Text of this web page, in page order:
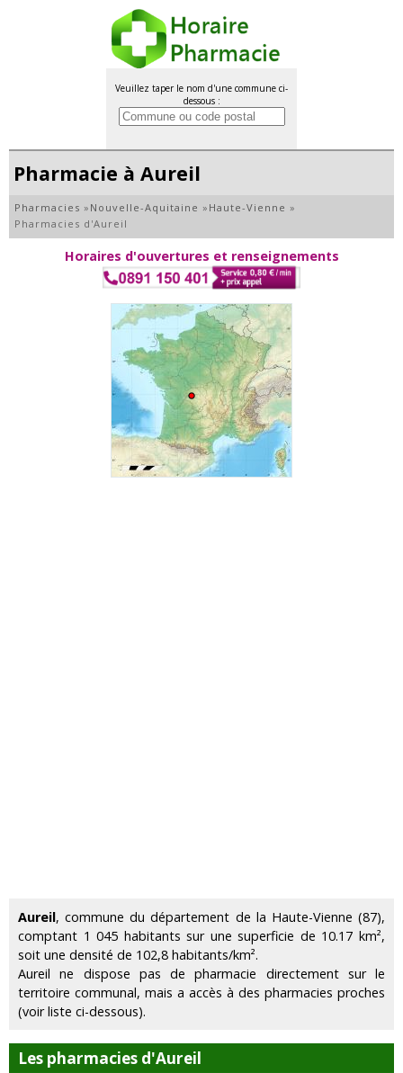
Veuillez taper le nom d'une commune ci-
dessous :
Pharmacie à Aureil
Pharmacies » Nouvelle-Aquitaine » Haute-Vienne »
Pharmacies d'Aureil
Horaires d'ouvertures et renseignements
Aureil, commune du département de la Haute-Vienne (87),
comptant 1 045 habitants sur une superficie de 10.17 km²,
soit une densité de 102,8 habitants/km².
Aureil ne dispose pas de pharmacie directement sur le
territoire communal, mais a accès à des pharmacies proches
(voir liste ci-dessous).
Les pharmacies d'Aureil